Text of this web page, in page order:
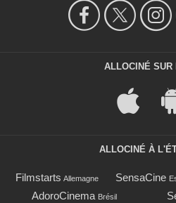
ALLOCINÉ SUR
ALLOCINÉ À
Filmstarts Allemagne SensaCine
AdoroCinema Brésil